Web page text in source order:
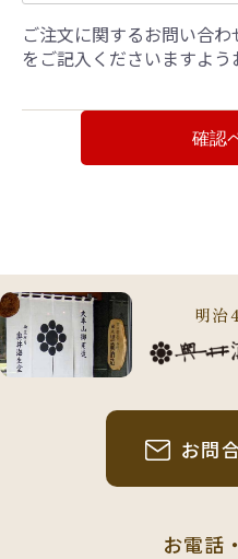
ご注文に関するお問い合わ
をご記入くださいますよう
確認
明治
お問
お電話